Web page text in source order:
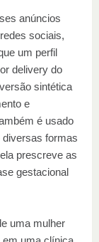
anúncios
sociais,
um perfil
delivery do
sintética
e
é usado
diversas formas
prescreve as
gestacional
uma mulher